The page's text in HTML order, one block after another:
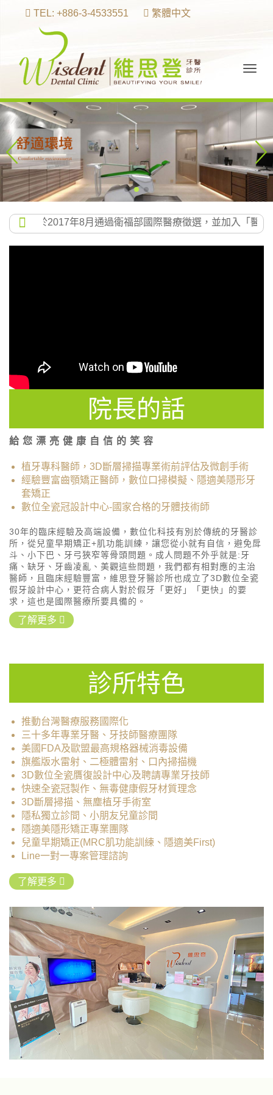
TEL: +886-3-4533551 繁體中文
於2017年8月通過衛福部國際醫療徵選，並加入「醫療服務國
院長的話
給 您 漂 亮 健 康 自 信 的 笑 容
植牙專科醫師，3D斷層掃描專業術前評估及微創手術
經驗豐富齒顎矯正醫師，數位口掃模擬、隱適美隱形牙
套矯正
數位全瓷冠設計中心-國家合格的牙體技術師
30年的臨床經驗及高端設備，數位化科技有別於傳統的牙醫診
所，從兒童早期矯正+肌功能訓練，讓您從小就有自信，避免戽
斗、小下巴、牙弓狹窄等骨頭問題。成人問題不外乎就是:牙
痛、缺牙、牙齒凌亂、美觀這些問題，我們都有相對應的主治
醫師，且臨床經驗豐富，維思登牙醫診所也成立了3D數位全瓷
假牙設計中心，更符合病人對於假牙「更好」「更快」的要
求，這也是國際醫療所要具備的。
了解更多
診所特色
推動台灣醫療服務國際化
三十多年專業牙醫、牙技師醫療團隊
美國FDA及歐盟最高規格器械消毒設備
旗艦版水雷射、二極體雷射、口內掃描機
3D數位全瓷贋復設計中心及聘請專業牙技師
快速全瓷冠製作、無毒健康假牙材質理念
3D斷層掃描、無塵植牙手術室
隱私獨立診間、小朋友兒童診間
隱適美隱形矯正專業團隊
兒童早期矯正(MRC肌功能訓練、隱適美First)
Line一對一專案管理諮詢
了解更多